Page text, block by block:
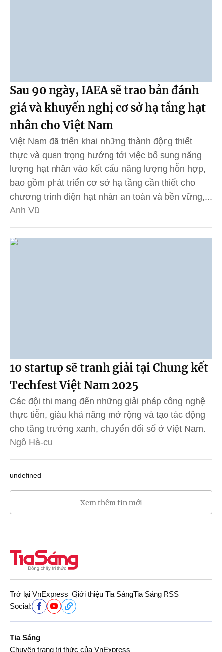
Sau 90 ngày, IAEA sẽ trao bản đánh
giá và khuyến nghị cơ sở hạ tầng hạt
nhân cho Việt Nam
Việt Nam đã triển khai những thành động thiết
thực và quan trọng hướng tới việc bổ sung năng
lượng hạt nhân vào kết cấu năng lượng hỗn hợp,
bao gồm phát triển cơ sở hạ tầng cần thiết cho
chương trình điện hạt nhân an toàn và bền vững,...
Anh Vũ
10 startup sẽ tranh giải tại Chung kết
Techfest Việt Nam 2025
Các đội thi mang đến những giải pháp công nghệ
thực tiễn, giàu khả năng mở rộng và tạo tác động
cho tăng trưởng xanh, chuyển đổi số ở Việt Nam.
Ngô Hà-cu
undefined
Xem thêm tin mới
Trở lại VnExpress Giới thiệu Tia SángTia Sáng RSS
Social:
Tia Sáng
Chuyên trang tri thức của VnExpress